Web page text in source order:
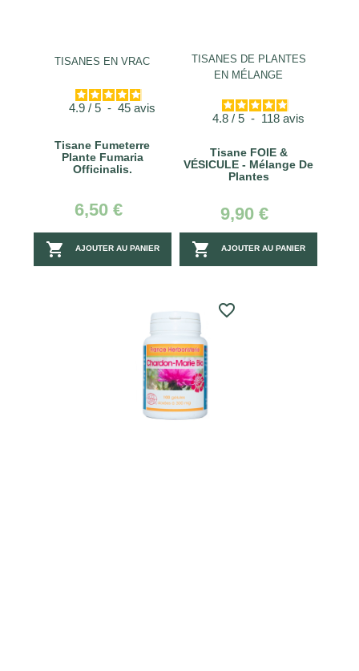
TISANES EN VRAC
4.9 / 5 - 45 avis
Tisane Fumeterre
Plante Fumaria
Officinalis.
6,50 €
 AJOUTER AU PANIER
TISANES DE PLANTES
EN MÉLANGE
4.8 / 5 - 118 avis
Tisane FOIE &
VÉSICULE - Mélange De
Plantes
9,90 €
 AJOUTER AU PANIER
favorite_border